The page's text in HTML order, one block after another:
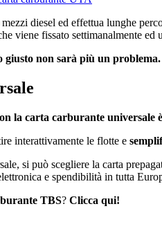
diesel ed effettua lunghe
viene fissato settimanalmente
non sarà più un problema.
la carta carburante
interattivamente le flotte e
si può scegliere la carta
e spendibilità in tutta
TBS? Clicca qui!